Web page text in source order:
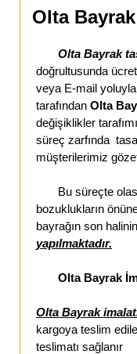
Olta
Olta Bayrak
doğrultusunda
veya E-mail
tarafından Olta
değişiklikler
süreç zarfında
müşterilerimiz
Bu süreçte olası
bozuklukların
bayrağın son halinin
yapılmaktadır.
Olta Bayrak
Olta Bayrak
kargoya teslim
teslimatı sağlanır